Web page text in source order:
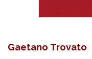
Gaetano Trovato